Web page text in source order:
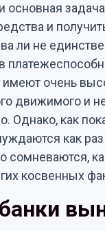
основная
и
ли не
очень
движимого и
Однако, как
как
косвенных